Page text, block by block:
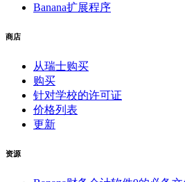
Banana扩展程序
商店
从瑞士购买
购买
针对学校的许可证
价格列表
更新
资源